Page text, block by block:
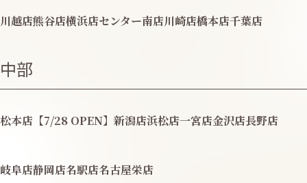
川越店熊谷店横浜店センター南店川崎店橋本店千葉店
中部
松本店【7/28 OPEN】 新潟店浜松店一宮店金沢店長野店
岐阜店静岡店名駅店名古屋栄店